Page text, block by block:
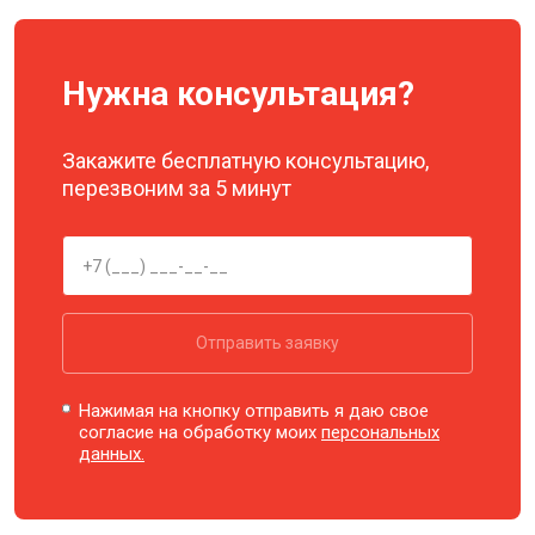
Нужна консультация?
Закажите бесплатную консультацию,
перезвоним за 5 минут
Отправить заявку
Нажимая на кнопку отправить я даю свое
согласие на обработку моихперсональных
данных.